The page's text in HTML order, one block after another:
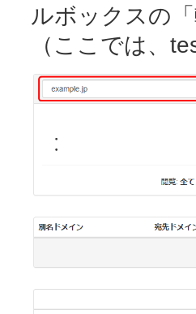
ルボックスの
（ここでは、